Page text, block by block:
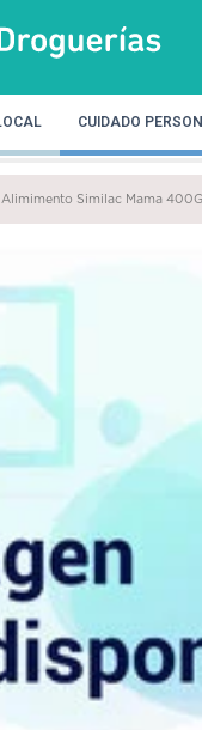
CUIDADO
Alimimento Similac Mama